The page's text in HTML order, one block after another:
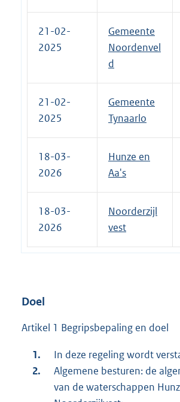
21-02-
2025
Gemeente
Noordenvel
d
21-02-
2025
Gemeente
Tynaarlo
18-03-
2026
Hunze en
Aa's
18-03-
2026
Noorderzijl
vest
Doel
Artikel 1 Begripsbepaling en doel
In deze regeling wordt
Algemene besturen: de
van de waterschappen